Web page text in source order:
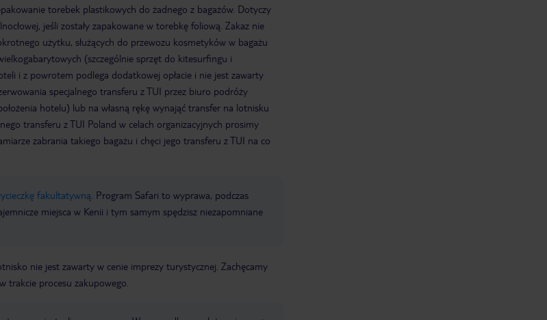
torebek plastikowych do żadnego z bagażów. Dotyczy
jeśli zostały zapakowane w torebkę foliową. Zakaz nie
użytku, służących do przewozu kosmetyków w bagażu
(szczególnie sprzęt do kitesurfingu i
i z powrotem podlega dodatkowej opłacie i nie jest zawarty
specjalnego transferu z TUI przez biuro podróży
hotelu) lub na własną rękę wynająć transfer na lotnisku
transferu z TUI Poland w celach organizacyjnych prosimy
zabrania takiego bagażu i chęci jego transferu z TUI na co
fakultatywną . Program Safari to wyprawa, podczas
miejsca w Kenii i tym samym spędzisz niezapomniane
nie jest zawarty w cenie imprezy turystycznej. Zachęcamy
trakcie procesu zakupowego.